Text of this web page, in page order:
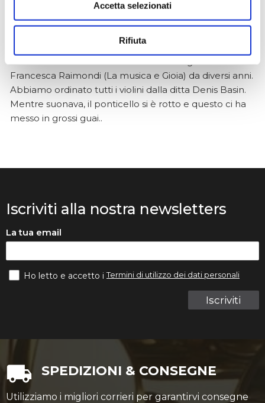
Accetta selezionati
Rifiuta
Anna Prokhorova
2 mesi fa
Francesca Raimondi (La musica e Gioia) da diversi anni.
Abbiamo ordinato tutti i violini dalla ditta Denis Basin.
Mentre suonava, il ponticello si è rotto e questo ci ha
messo in grossi guai..
Iscriviti alla nostra newsletters
La tua email
Iscriviti
Ho letto e accetto iTermini di utilizzo dei dati personali
SPEDIZIONI & CONSEGNE
Utilizziamo i migliori corrieri per garantirvi consegne